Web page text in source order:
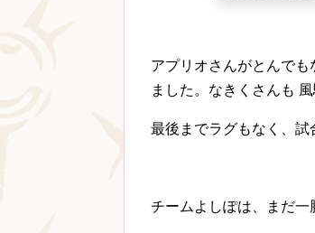
アプリオさんがとんで
ました。なきくさんも
最後までラグもなく、
チームよしぽは、まだ一